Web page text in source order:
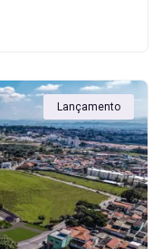
Lançamento